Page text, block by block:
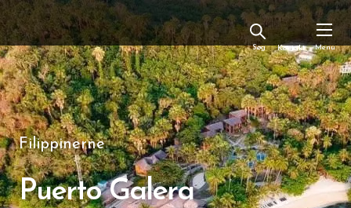
Kontakt
Filippinerne
Puerto Galera